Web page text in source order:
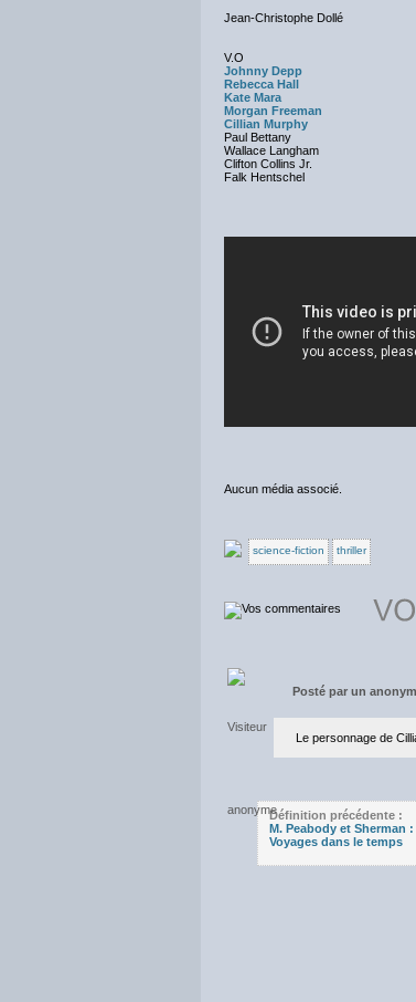
Jean-Christophe Dollé
V.O
Johnny Depp
Rebecca Hall
Kate Mara
Morgan Freeman
Cillian Murphy
Paul Bettany
Wallace Langham
Clifton Collins Jr.
Falk Hentschel
Aucun média associé.
science-fiction thriller
Posté par un
Le personnage de
Définition précédente :
M. Peabody et Sherman
Voyages dans le temps